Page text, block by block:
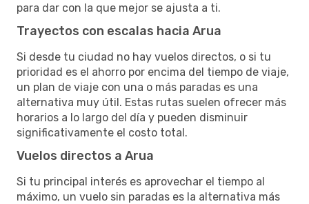
para dar con la que mejor se ajusta a ti.
Trayectos con escalas hacia Arua
Si desde tu ciudad no hay vuelos directos, o si tu
prioridad es el ahorro por encima del tiempo de viaje,
un plan de viaje con una o más paradas es una
alternativa muy útil. Estas rutas suelen ofrecer más
horarios a lo largo del día y pueden disminuir
significativamente el costo total.
Vuelos directos a Arua
Si tu principal interés es aprovechar el tiempo al
máximo, un vuelo sin paradas es la alternativa más